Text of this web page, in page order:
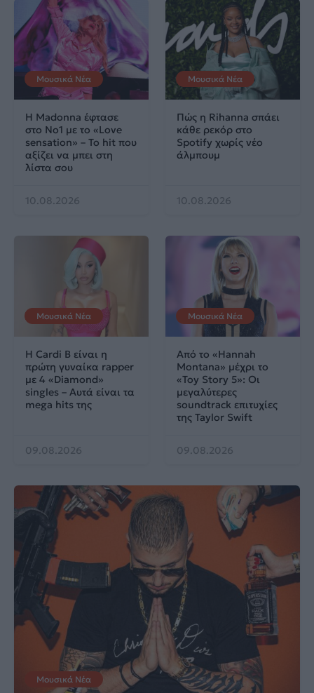
Μουσικά Νέα
Η Madonna έφτασε
στο No1 με το «Love
sensation» – Το hit που
αξίζει να μπει στη
λίστα σου
10.08.2026
Μουσικά Νέα
Πώς η Rihanna σπάει
κάθε ρεκόρ στο
Spotify χωρίς νέο
άλμπουμ
10.08.2026
Μουσικά Νέα
Η Cardi B είναι η
πρώτη γυναίκα rapper
με 4 «Diamond»
singles – Αυτά είναι τα
mega hits της
09.08.2026
Μουσικά Νέα
Από το «Hannah
Montana» μέχρι το
«Toy Story 5»: Οι
μεγαλύτερες
soundtrack επιτυχίες
της Taylor Swift
09.08.2026
Μουσικά Νέα